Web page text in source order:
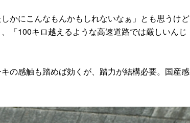
かにこんなもんかもしれないなぁ」とも思うけど
「100キロ越えるような高速道路では厳しいんじ
の感触も踏めば効くが、踏力が結構必要。国産感